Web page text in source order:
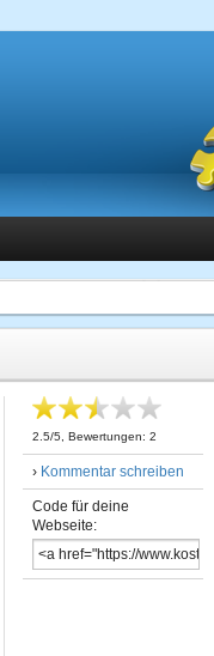
2.5/5 , Bewertungen: 2
› Kommentar schreiben
Code für deine
Webseite: